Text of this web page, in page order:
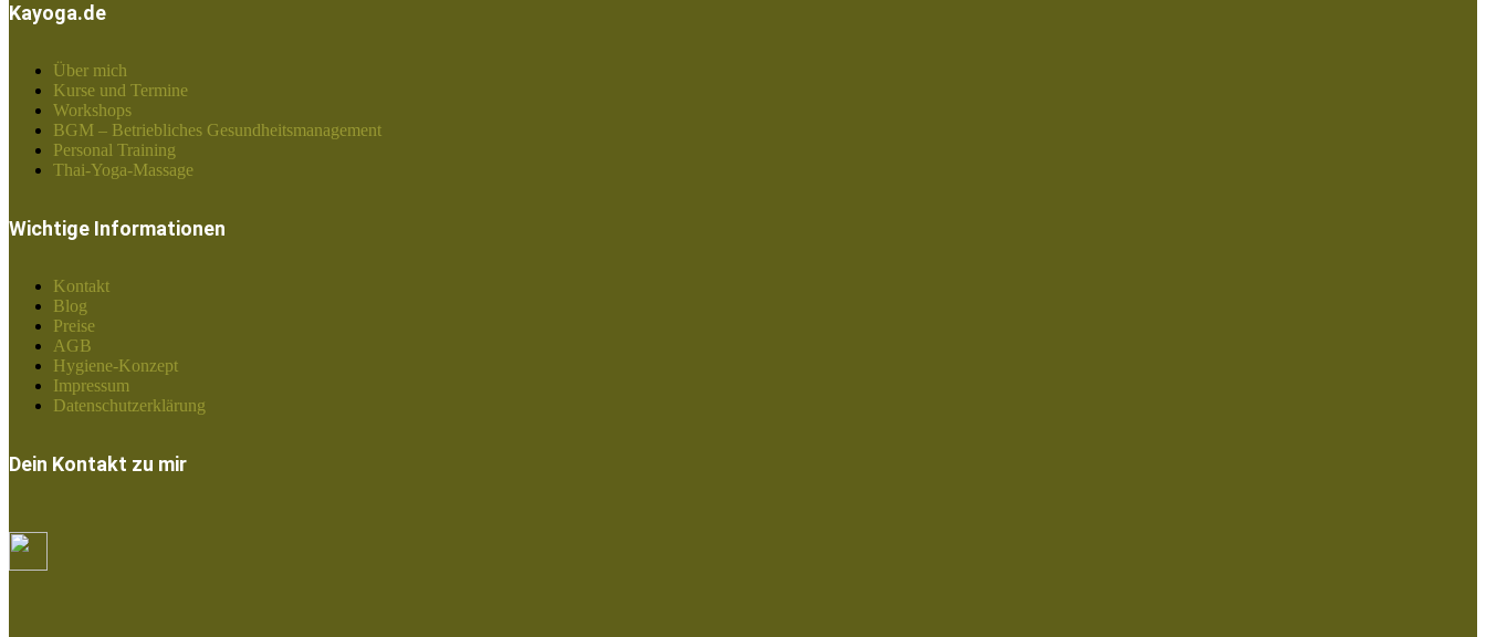
Kayoga.de
Über mich
Kurse und Termine
Workshops
BGM – Betriebliches Gesundheitsmanagement
Personal Training
Thai-Yoga-Massage
Wichtige Informationen
Kontakt
Blog
Preise
AGB
Hygiene-Konzept
Impressum
Datenschutzerklärung
Dein Kontakt zu mir